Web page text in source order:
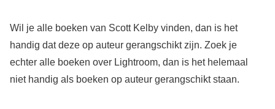
Wil je alle boeken van Scott Kelby vinden, dan is het
handig dat deze op auteur gerangschikt zijn. Zoek je
echter alle boeken over Lightroom, dan is het helemaal
niet handig als boeken op auteur gerangschikt staan.